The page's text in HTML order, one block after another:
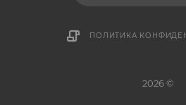
ПОЛИТИКА
2026 ©